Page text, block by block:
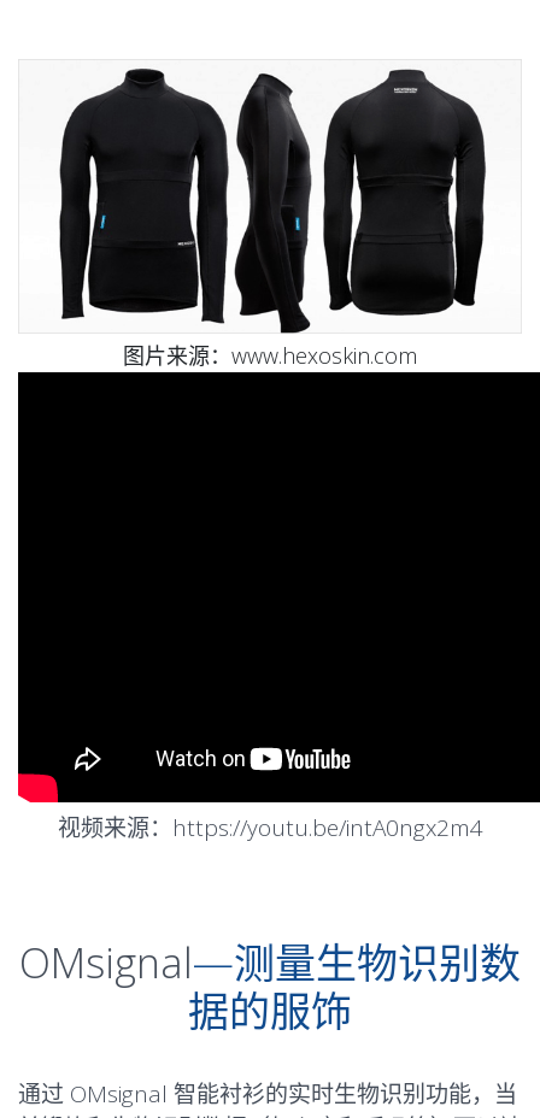
图片来源：www.hexoskin.com
视频来源：https://youtu.be/intA0ngx2m4
OMsignal—测量生物识别数
据的服饰
通过 OMsignal 智能衬衫的实时生物识别功能，当